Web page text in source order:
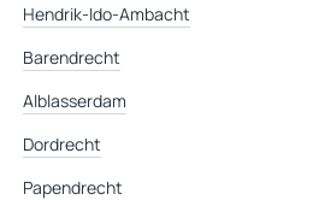
Hendrik-Ido-Ambacht
Barendrecht
Alblasserdam
Dordrecht
Papendrecht